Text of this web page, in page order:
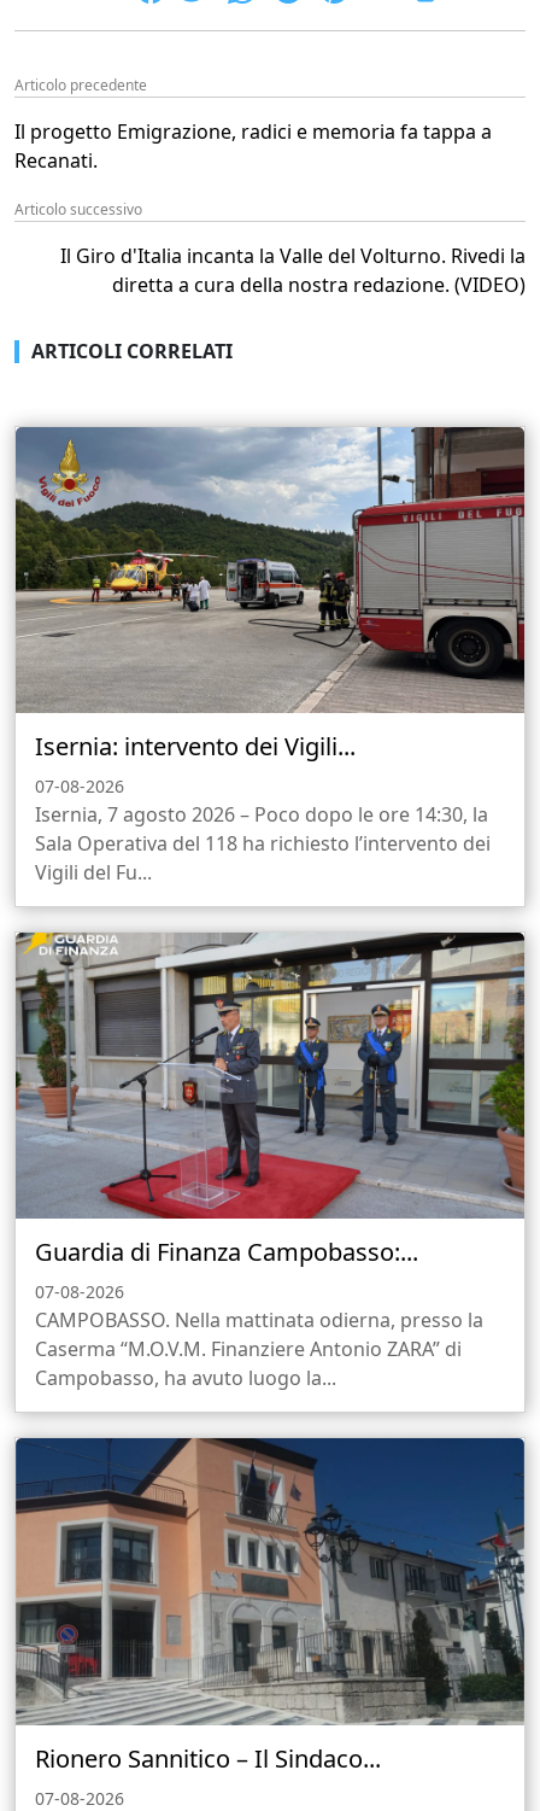
Articolo precedente
Il progetto Emigrazione, radici e memoria fa tappa a
Recanati.
Articolo successivo
Il Giro d'Italia incanta la Valle del Volturno. Rivedi la
diretta a cura della nostra redazione. (VIDEO)
ARTICOLI CORRELATI
Isernia: intervento dei Vigili...
07-08-2026
Isernia, 7 agosto 2026 – Poco dopo le ore 14:30, la
Sala Operativa del 118 ha richiesto l’intervento dei
Vigili del Fu...
Guardia di Finanza Campobasso:...
07-08-2026
CAMPOBASSO. Nella mattinata odierna, presso la
Caserma “M.O.V.M. Finanziere Antonio ZARA” di
Campobasso, ha avuto luogo la...
Rionero Sannitico – Il Sindaco...
07-08-2026